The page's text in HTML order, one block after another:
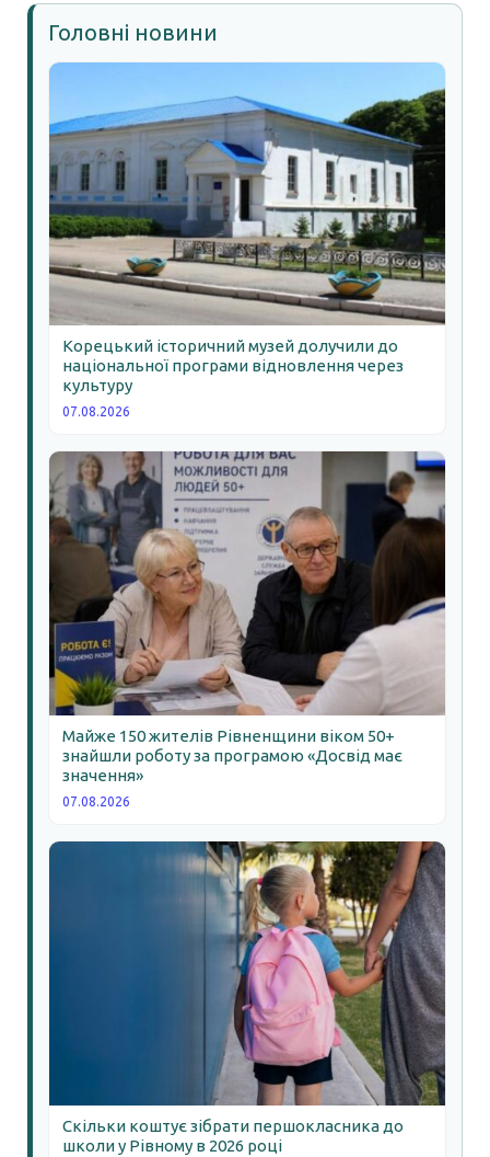
Головні новини
Корецький історичний музей долучили до
національної програми відновлення через
культуру
07.08.2026
Майже 150 жителів Рівненщини віком 50+
знайшли роботу за програмою «Досвід має
значення»
07.08.2026
Скільки коштує зібрати першокласника до
школи у Рівному в 2026 році